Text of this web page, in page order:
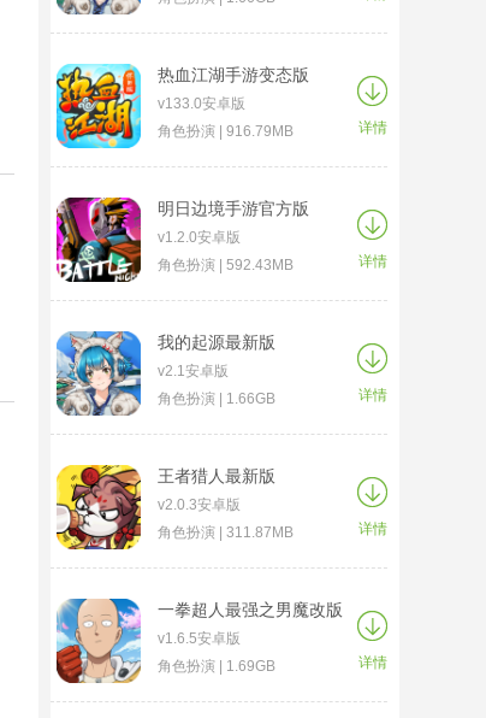
热血江湖手游变态版
v133.0安卓版
角色扮演 | 916.79MB
详情
明日边境手游官方版
v1.2.0安卓版
角色扮演 | 592.43MB
详情
我的起源最新版
v2.1安卓版
角色扮演 | 1.66GB
详情
王者猎人最新版
v2.0.3安卓版
角色扮演 | 311.87MB
详情
一拳超人最强之男魔改版
v1.6.5安卓版
角色扮演 | 1.69GB
详情